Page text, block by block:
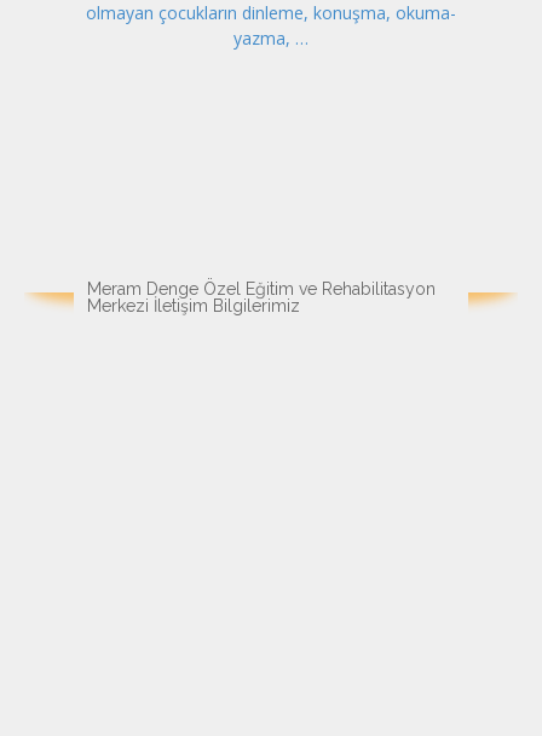
olmayan çocukların dinleme, konuşma, okuma-
yazma, …
Meram Denge Özel Eğitim ve Rehabilitasyon
Merkezi İletişim Bilgilerimiz